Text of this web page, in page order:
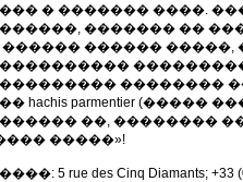
� ������� ����.
������� ��
������ ������ �����,
��������
hachis parmentier
��, ��������
�����»!
5 rue des Cinq Diamants; +33